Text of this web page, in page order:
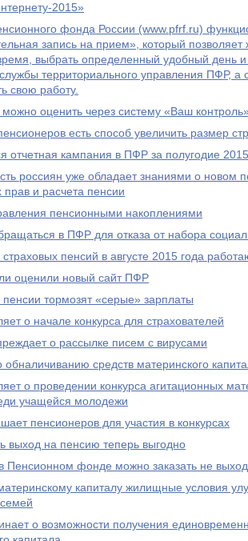
2015»
фонда России (www.pfrf.ru)
запись на прием», который
выбрать определенный удобный день
службы территориального управления ПФР,
свою работу.
оценить через систему «Ваш
есть способ увеличить размер
отчетная кампания в ПФР за полугодие
россиян уже обладает знаниями о новом
и расчета пенсии
пенсионными накоплениями
в ПФР для отказа от набора
пенсий в августе 2015 года
оценили новый сайт ПФР
тормозят «серые» зарплаты
о начале конкурса для страхователей
о рассылке писем с вирусами
обналичиванию средств материнского
о проведении конкурса агитационных
учащейся молодежи
пенсионеров для участия в конкурсах
выход на пенсию теперь выгодно
Пенсионном фонде можно заказать не
капиталу жилищные условия
о возможности получения